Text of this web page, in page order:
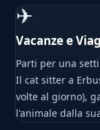
✈
Vacanze e
Parti per una
Il cat sitter a
volte al giorno),
l'animale dalla